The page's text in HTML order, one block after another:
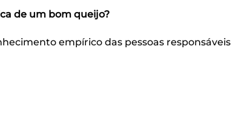
de um bom queijo?
empírico das pessoas responsáveis